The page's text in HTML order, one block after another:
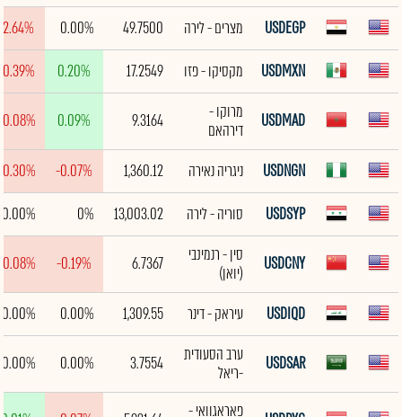
USDEGP מצרים - לירה 49.7500
0.00%
-2.64%
USDMXN
מקסיקו - פזו 17.2549
0.20%
USDMAD
מרוקו -
דירהאם
9.3164
0.09%
USDNGN ניגריה נאירה 1,360.12
-0.07%
USDSYP
סוריה - לירה 13,003.02
0%
0.00%
USDCNY
סין - רנמינבי
(יואן)
6.7367
-0.19%
USDIQD עיראק - דינר 1,309.55
0.00%
0.00%
USDSAR
ערב הסעודית
-ריאל
3.7554
0.00%
0.00%
פאראגוואי -